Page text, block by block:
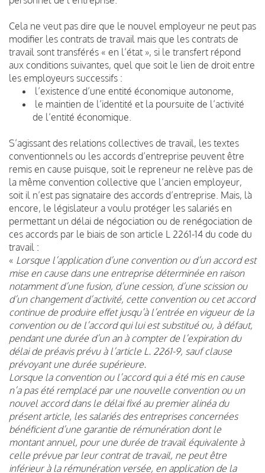
Cela ne veut pas dire que le nouvel employeur ne peut pas
modifier les contrats de travail mais que les contrats de
travail sont transférés « en l’état », si le transfert répond
aux conditions suivantes, quel que soit le lien de droit entre
les employeurs successifs :
l’existence d’une entité économique autonome,
le maintien de l’identité et la poursuite de l’activité
de l’entité économique.
S’agissant des relations collectives de travail, les textes
conventionnels ou les accords d’entreprise peuvent être
remis en cause puisque, soit le repreneur ne relève pas de
la même convention collective que l’ancien employeur,
soit il n’est pas signataire des accords d’entreprise. Mais, là
encore, le législateur a voulu protéger les salariés en
permettant un délai de négociation ou de renégociation de
ces accords par le biais de son article L 2261-14 du code du
travail :
« Lorsque l’application d’une convention ou d’un accord est
mise en cause dans une entreprise déterminée en raison
notamment d’une fusion, d’une cession, d’une scission ou
d’un changement d’activité, cette convention ou cet accord
continue de produire effet jusqu’à l’entrée en vigueur de la
convention ou de l’accord qui lui est substitué ou, à défaut,
pendant une durée d’un an à compter de l’expiration du
délai de préavis prévu à l’article L. 2261-9, sauf clause
prévoyant une durée supérieure.
Lorsque la convention ou l’accord qui a été mis en cause
n’a pas été remplacé par une nouvelle convention ou un
nouvel accord dans le délai fixé au premier alinéa du
présent article, les salariés des entreprises concernées
bénéficient d’une garantie de rémunération dont le
montant annuel, pour une durée de travail équivalente à
celle prévue par leur contrat de travail, ne peut être
inférieur à la rémunération versée, en application de la